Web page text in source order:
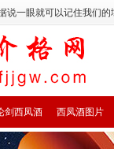
说一眼就可以记住我们
剑西凤酒 西凤酒图片